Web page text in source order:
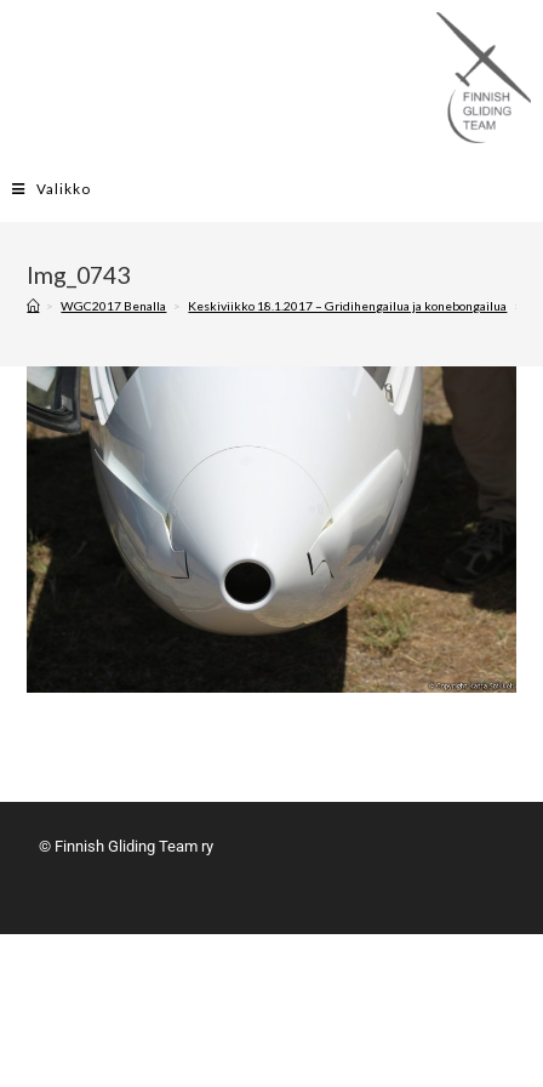
Valikko
Img_0743
> WGC2017 Benalla > Keskiviikko 18.1.2017 – Gridihengailua ja konebongailua >
© Finnish Gliding Team ry